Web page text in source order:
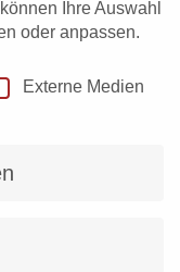
wirtschaftlicher als
stehen vor bisher
unserer Kanzlerin
Ihre Auswahl
oder anpassen.
Externe Medien